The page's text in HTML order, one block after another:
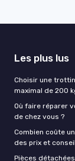
Les plus lus
Choisir une
maximal de 200
Où faire réparer
de chez vous ?
Combien coûte
des prix et
Pièces